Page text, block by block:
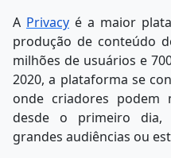
A Privacy é a maior
produção de conteúdo
milhões de usuários e
2020, a plataforma se
onde criadores podem
desde o primeiro dia,
grandes audiências ou